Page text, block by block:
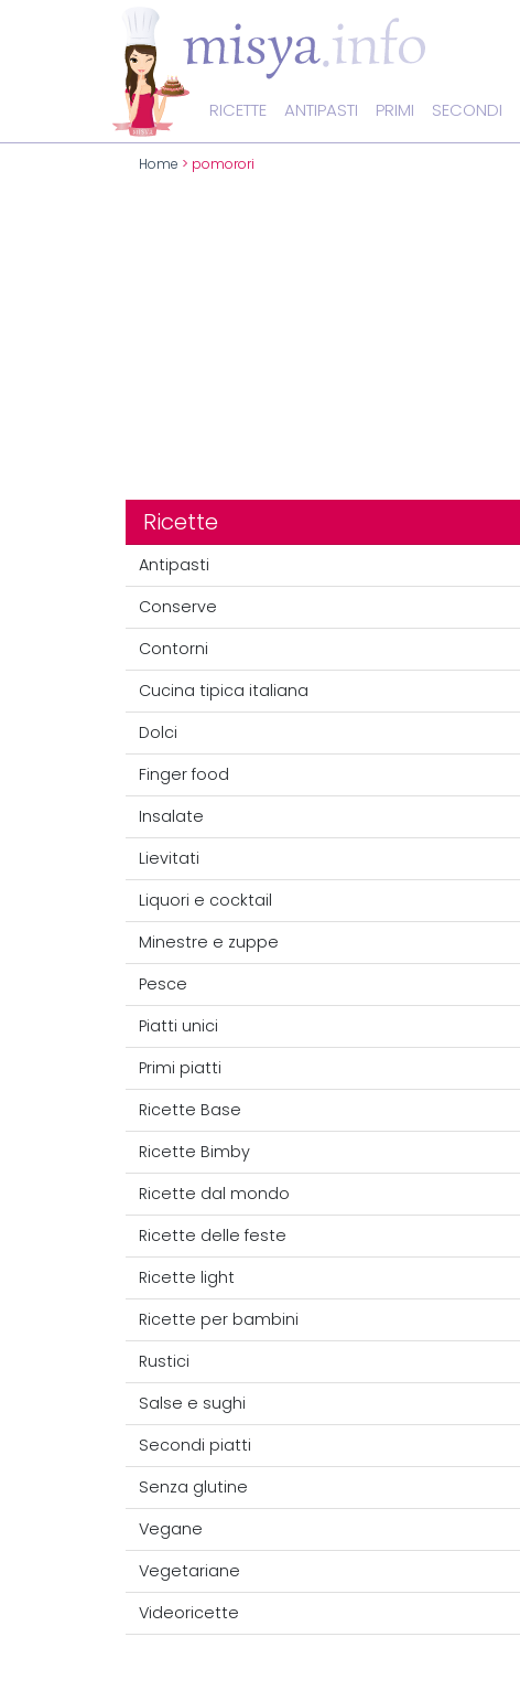
RICETTE ANTIPASTI PRIMI SECONDI
Home > pomorori
Ricette
Antipasti
Conserve
Contorni
Cucina tipica italiana
Dolci
Finger food
Insalate
Lievitati
Liquori e cocktail
Minestre e zuppe
Pesce
Piatti unici
Primi piatti
Ricette Base
Ricette Bimby
Ricette dal mondo
Ricette delle feste
Ricette light
Ricette per bambini
Rustici
Salse e sughi
Secondi piatti
Senza glutine
Vegane
Vegetariane
Videoricette